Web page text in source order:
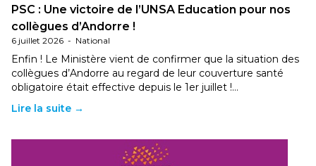
PSC : Une victoire de l’UNSA Education pour nos
collègues d’Andorre !
6 juillet 2026 - National
Enfin ! Le Ministère vient de confirmer que la situation des
collègues d’Andorre au regard de leur couverture santé
obligatoire était effective depuis le 1er juillet !…
Lire la suite →